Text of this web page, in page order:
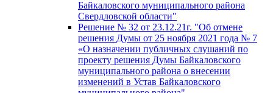
Байкаловского муниципального района
Свердловской области"
Решение № 32 от 23.12.21г. "Об отмене
решения Думы от 25 ноября 2021 года № 7
«О назначении публичных слушаний по
проекту решения Думы Байкаловского
муниципального района о внесении
изменений в Устав Байкаловского